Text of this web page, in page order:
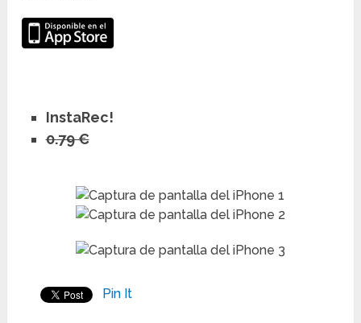
InstaRec!
0.79 €
Pin It